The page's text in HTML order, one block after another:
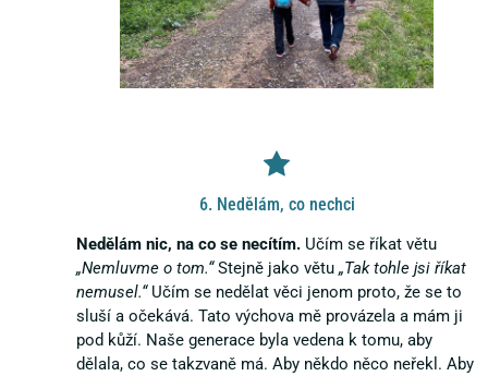
6. Nedělám, co nechci
Nedělám nic, na co se necítím. Učím se říkat větu
„Nemluvme o tom.“Stejně jako větu „Tak tohle jsi říkat
nemusel.“Učím se nedělat věci jenom proto, že se to
sluší a očekává. Tato výchova mě provázela a mám ji
pod kůží. Naše generace byla vedena k tomu, aby
dělala, co se takzvaně má. Aby někdo něco neřekl. Aby